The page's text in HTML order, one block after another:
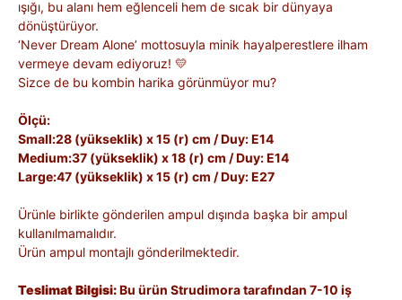
ışığı, bu alanı hem eğlenceli hem de sıcak bir dünyaya
dönüştürüyor.
‘Never Dream Alone’ mottosuyla minik hayalperestlere ilham
vermeye devam ediyoruz! 💛
Sizce de bu kombin harika görünmüyor mu?
Ölçü:
Small:28 (yükseklik) x 15 (r) cm / Duy: E14
Medium:37 (yükseklik) x 18 (r) cm / Duy: E14
Large:47 (yükseklik) x 15 (r) cm / Duy: E27
Ürünle birlikte gönderilen ampul dışında başka bir ampul
kullanılmamalıdır.
Ürün ampul montajlı gönderilmektedir.
Teslimat Bilgisi:Bu ürün Strudimora tarafından 7-10 iş